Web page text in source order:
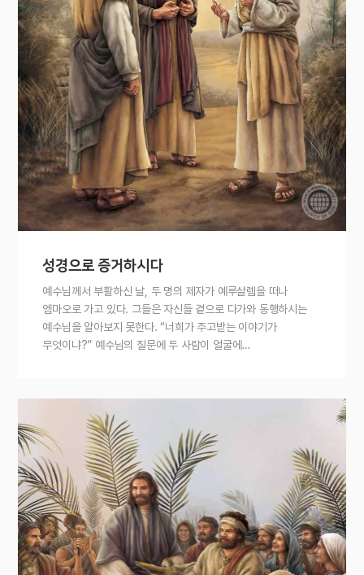
성경으로 증거하시다
예수님께서 부활하신 날, 두 명의 제자가 예루살렘을 떠나
엠마오로 가고 있다. 그들은 자신들 곁으로 다가와 동행하시는
예수님을 알아보지 못한다. “너희가 주고받는 이야기가
무엇이냐?” 예수님의 질문에 두 사람이 얼굴에…